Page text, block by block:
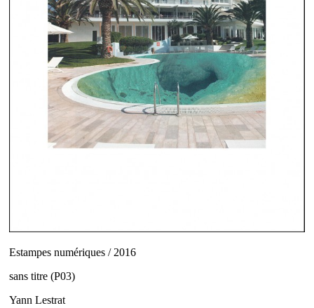
Estampes numériques / 2016
sans titre (P03)
Yann Lestrat